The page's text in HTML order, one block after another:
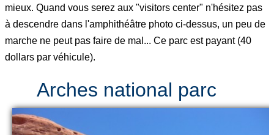
mieux. Quand vous serez aux "visitors center" n'hésitez pas
à descendre dans l'amphithéâtre photo ci-dessus, un peu de
marche ne peut pas faire de mal... Ce parc est payant (40
dollars par véhicule).
Arches national parc